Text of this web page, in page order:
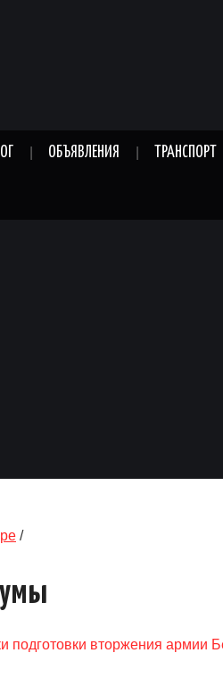
ОБЪЯВЛЕНИЯ ТРАНСПОРТ
/
подготовки вторжения армии